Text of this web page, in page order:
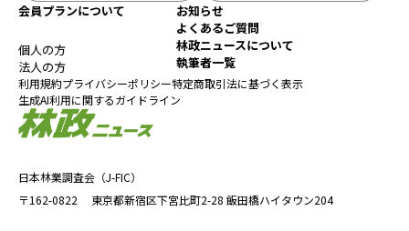
日本林業調査会（J-FIC）
〒162-0822
東京都新宿区下宮比町2-28 飯田橋ハイタウン204
会員プランについて
個人の方
法人の方
お知らせ
よくあるご質問
林政ニュースについて
執筆者一覧
利用規約プライバシーポリシー特定商取引法に基づく表示
生成AI利用に関するガイドライン